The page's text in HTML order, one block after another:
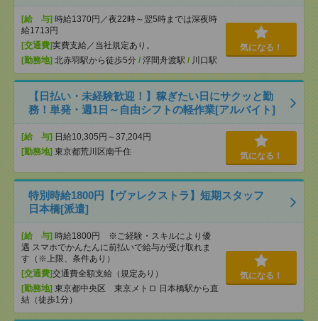
[給 与] 時給1370円／夜22時～翌5時までは深夜時
給1713円
[交通費]実費支給／当社規定あり。
[勤務地] 北赤羽駅から徒歩5分 / 浮間舟渡駅 / 川口駅
気になる！
【日払い・未経験歓迎！】稼ぎたい日にサクッと勤
務！単発・週1日～自由シフトの軽作業[アルバイト]
[給 与] 日給10,305円～37,204円
[勤務地] 東京都荒川区南千住 気になる！
特別時給1800円【ヴァレクストラ】短期スタッフ
日本橋[派遣]
[給 与] 時給1800円 ※ご経験・スキルにより優
遇 スマホでかんたんに前払いで給与が受け取れま
す（※上限、条件あり）
[交通費]交通費全額支給（規定あり）
[勤務地] 東京都中央区 東京メトロ 日本橋駅から直
結（徒歩1分）
気になる！